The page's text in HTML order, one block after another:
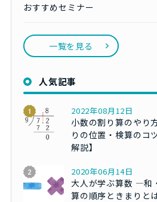
おすすめセミナー
一覧を見る
人気記事
2022年08月12日
小数の割り算のやり
りの位置・検算のコ
解説】
2020年06月14日
大人が学ぶ算数 ―和
算の順序ときまりと